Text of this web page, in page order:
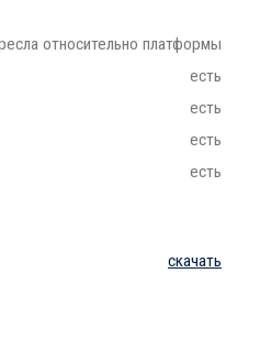
относительно платформы
есть
есть
есть
есть
скачать